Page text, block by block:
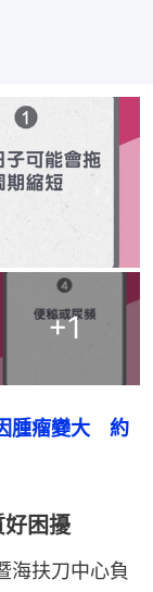
+1
腫瘤變大　約
困擾
海扶刀中心負